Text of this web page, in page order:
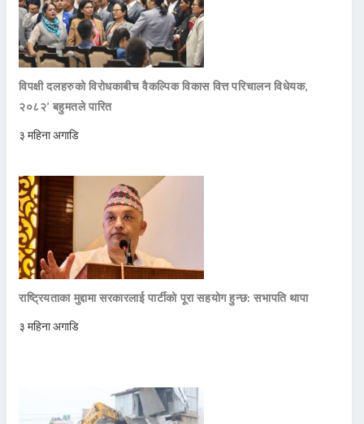
विपक्षी दलहरुको विरोधकाबीच वैकल्पिक विकास वित्त परिचालन विधेयक,
२०८२’ बहुमतले पारित
३ महिना अगाडि
राष्ट्रियताका मुद्दामा सरकारलाई पार्टीको पूरा सहयोग हुन्छ: सभापति थापा
३ महिना अगाडि